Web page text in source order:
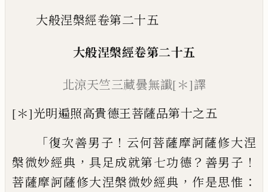
大般涅槃經卷第二十五
大般涅槃經卷第二十五
北涼天竺三藏曇無讖[＊]譯
[＊]光明遍照高貴德王菩薩品第十之五
「復次善男子 ！ 云何菩薩摩訶薩修大涅
槃微妙經典 ，具足成就第七功德 ？ 善男子 ！
菩薩摩訶薩修大涅槃微妙經典 ， 作是思惟 ：